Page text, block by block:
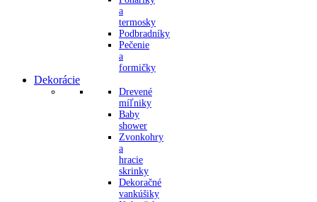
a
termosky
Podbradníky
Pečenie
a
formičky
Dekorácie
Drevené
míľniky
Baby
shower
Zvonkohry
a
hracie
skrinky
Dekoračné
vankúšiky